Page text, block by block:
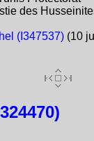
des
(I347537)(10